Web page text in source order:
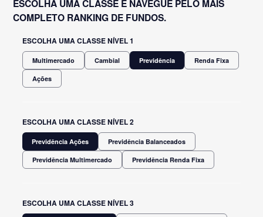
ESCOLHA UMA CLASSE E NAVEGUE PELO MAIS
COMPLETO RANKING DE FUNDOS.
ESCOLHA UMA CLASSE NÍVEL 1
Multimercado Cambial Previdência Renda Fixa
Ações
ESCOLHA UMA CLASSE NÍVEL 2
Previdência Ações Previdência Balanceados
Previdência Multimercado Previdência Renda Fixa
ESCOLHA UMA CLASSE NÍVEL 3